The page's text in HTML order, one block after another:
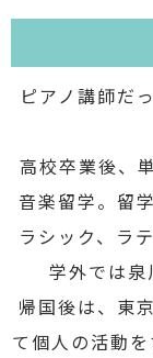
ピアノ講師だ
高校卒業後、
音楽留学。留
ラシック、ラ
学外では泉
帰国後は、東
て個人の活動